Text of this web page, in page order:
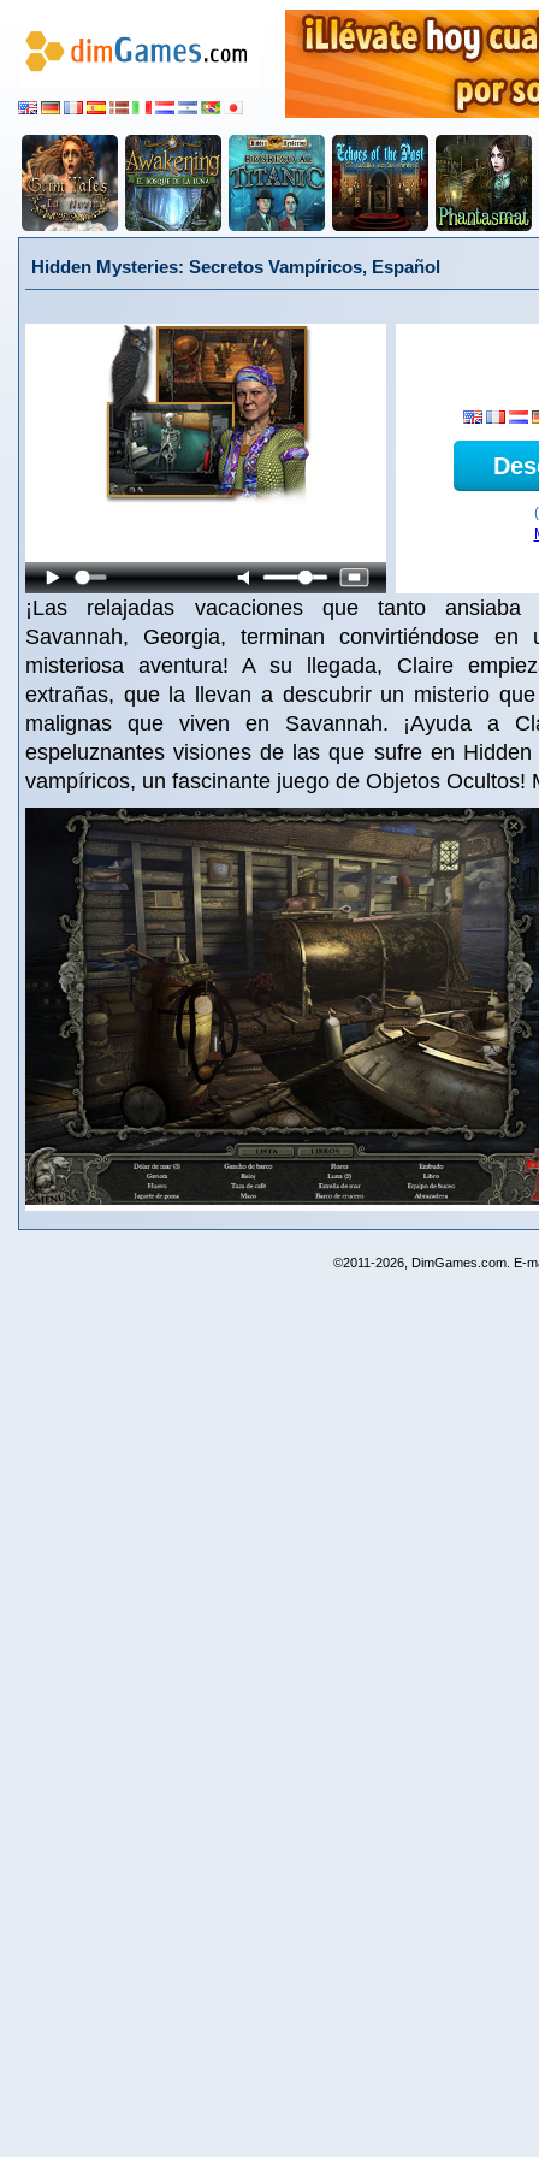
Hidden Mysteries: Secretos Vampíricos, Español
¡Las relajadas vacaciones que tanto
Savannah, Georgia, terminan convirtiéndose en
misteriosa aventura! A su llegada, Claire
extrañas, que la llevan a descubrir un misterio
malignas que viven en Savannah. ¡Ayuda a
espeluznantes visiones de las que sufre en Hidden
vampíricos, un fascinante juego de Objetos Ocultos!
©2011-2026, DimGames.com. E-